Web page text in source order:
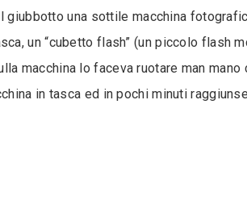
una sottile macchina
un “cubetto flash” (un piccolo flash
macchina lo faceva ruotare man
in tasca ed in pochi minuti